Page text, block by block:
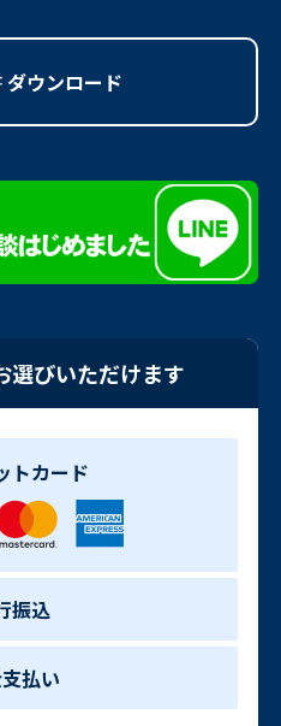
ダウンロード
選びいただけます
トカード
振込
払い